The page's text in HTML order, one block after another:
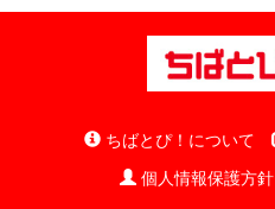
ちばとぴ！について
個人情報保護方針